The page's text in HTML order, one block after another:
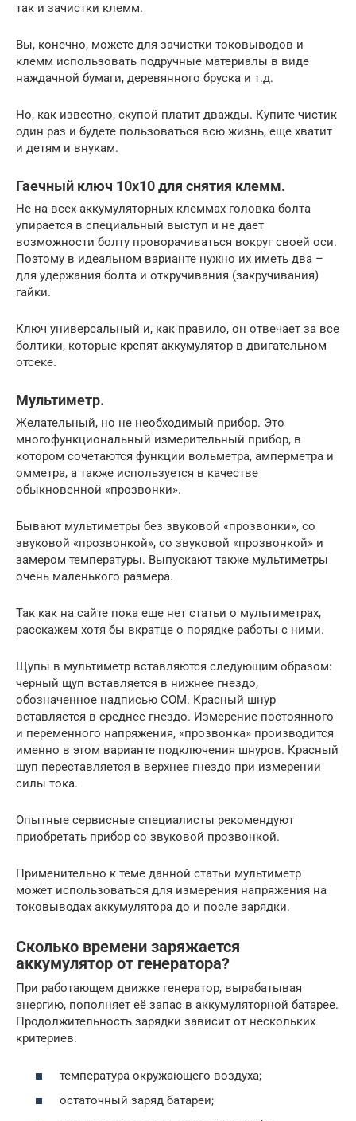
так и зачистки клемм.
Вы, конечно, можете для зачистки токовыводов и
клемм использовать подручные материалы в виде
наждачной бумаги, деревянного бруска и т.д.
Но, как известно, скупой платит дважды. Купите чистик
один раз и будете пользоваться всю жизнь, еще хватит
и детям и внукам.
Гаечный ключ 10х10 для снятия клемм.
Не на всех аккумуляторных клеммах головка болта
упирается в специальный выступ и не дает
возможности болту проворачиваться вокруг своей оси.
Поэтому в идеальном варианте нужно их иметь два –
для удержания болта и откручивания (закручивания)
гайки.
Ключ универсальный и, как правило, он отвечает за все
болтики, которые крепят аккумулятор в двигательном
отсеке.
Мультиметр.
Желательный, но не необходимый прибор. Это
многофункциональный измерительный прибор, в
котором сочетаются функции вольметра, амперметра и
омметра, а также используется в качестве
обыкновенной «прозвонки».
Бывают мультиметры без звуковой «прозвонки», со
звуковой «прозвонкой», со звуковой «прозвонкой» и
замером температуры. Выпускают также мультиметры
очень маленького размера.
Так как на сайте пока еще нет статьи о мультиметрах,
расскажем хотя бы вкратце о порядке работы с ними.
Щупы в мультиметр вставляются следующим образом:
черный щуп вставляется в нижнее гнездо,
обозначенное надписью COM. Красный шнур
вставляется в среднее гнездо. Измерение постоянного
и переменного напряжения, «прозвонка» производится
именно в этом варианте подключения шнуров. Красный
щуп переставляется в верхнее гнездо при измерении
силы тока.
Опытные сервисные специалисты рекомендуют
приобретать прибор со звуковой прозвонкой.
Применительно к теме данной статьи мультиметр
может использоваться для измерения напряжения на
токовыводах аккумулятора до и после зарядки.
Сколько времени заряжается
аккумулятор от генератора?
При работающем движке генератор, вырабатывая
энергию, пополняет её запас в аккумуляторной батарее.
Продолжительность зарядки зависит от нескольких
критериев:
температура окружающего воздуха;
остаточный заряд батареи;